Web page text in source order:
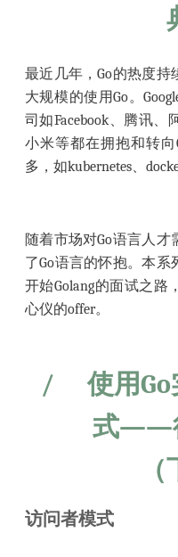
最近几年，Go的热度
大规模的使用Go。
司如Facebook、腾讯、
小米等都在拥抱和转向
多，如kubernetes、
随着市场对Go语言人
了Go语言的怀抱。本
开始Golang的面试之
心仪的offer。
/
使用
式——
（
访问者模式